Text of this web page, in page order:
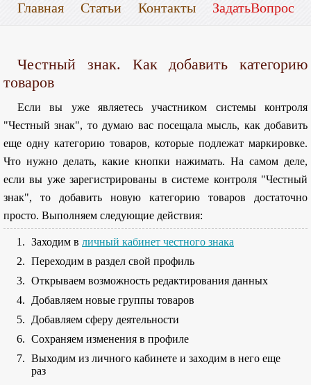
Главная Статьи Контакты ЗадатьВопрос
Честный знак. Как добавить категорию
товаров
Если вы уже являетесь участником системы контроля
"Честный знак", то думаю вас посещала мысль, как добавить
еще одну категорию товаров, которые подлежат маркировке.
Что нужно делать, какие кнопки нажимать. На самом деле,
если вы уже зарегистрированы в системе контроля "Честный
знак", то добавить новую категорию товаров достаточно
просто. Выполняем следующие действия:
Заходим в личный кабинет честного знака
Переходим в раздел свой профиль
Открываем возможность редактирования данных
Добавляем новые группы товаров
Добавляем сферу деятельности
Сохраняем изменения в профиле
Выходим из личного кабинете и заходим в него еще
раз